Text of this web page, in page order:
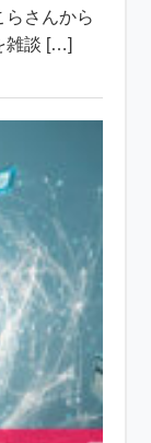
らさんから
雑談 […]